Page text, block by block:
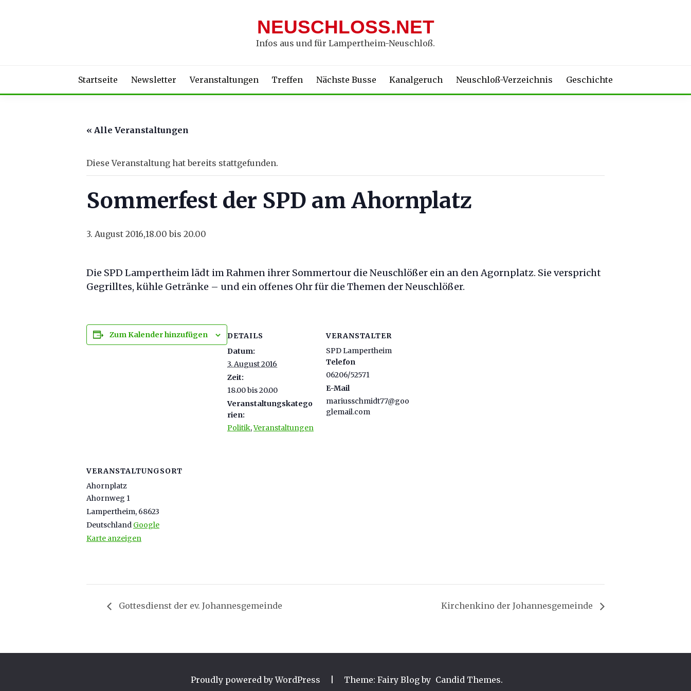
NEUSCHLOSS.NET
Infos aus und für Lampertheim-Neuschloß.
Startseite Newsletter Veranstaltungen Treffen Nächste Busse Kanalgeruch Neuschloß-Verzeichnis Geschichte
« Alle Veranstaltungen
Diese Veranstaltung hat bereits stattgefunden.
Sommerfest der SPD am Ahornplatz
3. August 2016,18.00 bis 20.00
Die SPD Lampertheim lädt im Rahmen ihrer Sommertour die Neuschlößer ein an den Agornplatz. Sie verspricht
Gegrilltes, kühle Getränke – und ein offenes Ohr für die Themen der Neuschlößer.
Zum Kalender hinzufügen
DETAILS
Datum:
3. August 2016
Zeit:
18.00 bis 20.00
Veranstaltungskatego
rien:
Politik,Veranstaltungen
VERANSTALTER
SPD Lampertheim
Telefon
06206/52571
E-Mail
mariusschmidt77@goo
glemail.com
VERANSTALTUNGSORT
Ahornplatz
Ahornweg 1
Lampertheim, 68623
Deutschland Google
Karte anzeigen
Gottesdienst der ev. Johannesgemeinde Kirchenkino der Johannesgemeinde
Proudly powered by WordPress Theme: Fairy Blog by Candid Themes.